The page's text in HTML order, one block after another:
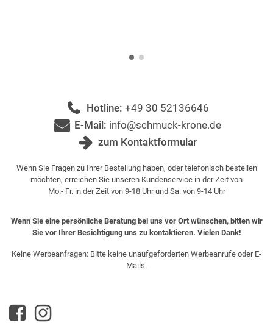
Hotline: +49 30 52136646
E-Mail: info@schmuck-krone.de
zum Kontaktformular
Wenn Sie Fragen zu Ihrer Bestellung haben, oder telefonisch bestellen
möchten, erreichen Sie unseren Kundenservice in der Zeit von
Mo.- Fr. in der Zeit von 9-18 Uhr und Sa. von 9-14 Uhr
Wenn Sie eine persönliche Beratung bei uns vor Ort wünschen, bitten wir
Sie vor Ihrer Besichtigung uns zu kontaktieren. Vielen Dank!
Keine Werbeanfragen: Bitte keine unaufgeforderten Werbeanrufe oder E-
Mails.